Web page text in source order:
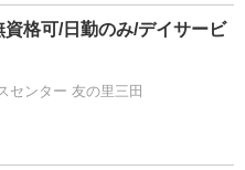
資格可/日勤のみ/デイサービ
センター 友の里三田